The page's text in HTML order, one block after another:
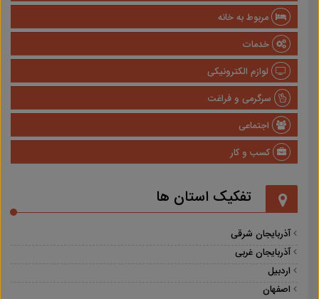
مربوط به خانه
خدمات
لوازم الکترونیکی
سرگرمی و فراغت
اجتماعی
کسب و کار
تفکیک استان ها
آذربایجان شرقی
آذربایجان غربی
اردبیل
اصفهان